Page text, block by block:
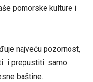
pomorske kulture i
najveću pozornost,
i prepustiti samo
baštine.